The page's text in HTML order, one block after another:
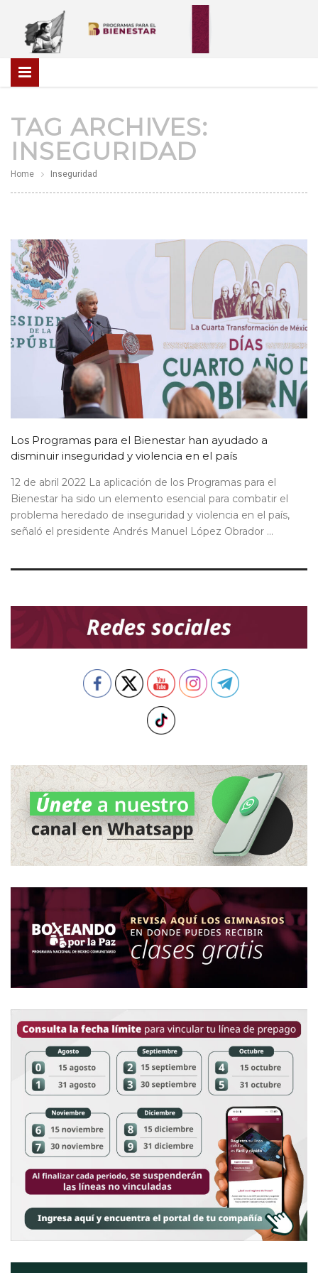
TAG ARCHIVES:
INSEGURIDAD
Home Inseguridad
Los Programas para el Bienestar han ayudado a
disminuir inseguridad y violencia en el país
12 de abril 2022 La aplicación de los Programas para el
Bienestar ha sido un elemento esencial para combatir el
problema heredado de inseguridad y violencia en el país,
señaló el presidente Andrés Manuel López Obrador ...